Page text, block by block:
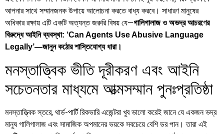
আপনার সাথে সম্মানজনক উপায়ে আলোচনা করতে বাধ্য করবে। সাধারণ মানুষের
অধিকার রক্ষায় এটি একটি অত্যন্ত জরুরি বিষয় যে—গালিগালাজ ও অভদ্র আচরণের
বিরুদ্ধে আইনি ব্যবস্থা: ‘Can Agents Use Abusive Language
Legally’—জানুন কঠোর শাস্তিযোগ্য ধারা।
মনস্তাত্ত্বিক ভীতি দূরীকরণ এবং আইনি
সচেতনতার মাধ্যমে আত্মসম্মান পুনঃপ্রতিষ্ঠা
মনস্তাত্ত্বিক স্তরে, থার্ড-পার্টি রিকভারি এজেন্টরা খুব ভালো করেই জানে যে একজন ভদ্র
মানুষ গালিগালাজ এবং সামাজিক অপমানের ভয়কে সবচেয়ে বেশি ডর পান। তারা এই